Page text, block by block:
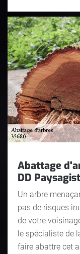
Abattage
DD
Un arbre
pas de risques
de votre
le spécialiste de
faire abattre cet